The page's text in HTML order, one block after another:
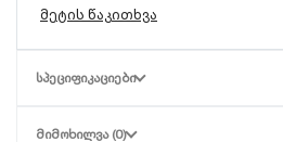
ტექნიკური მახასიათებლები
სამუშაო ძაბვა:
ᲡᲞᲔᲪᲘᲤᲘᲙᲐᲪᲘᲔᲑᲘ
ᲛᲘᲛᲝᲮᲘᲚᲕᲐ (0)